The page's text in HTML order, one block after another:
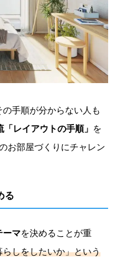
手順が分からない人も
レイアウトの手順」 を
お部屋づくりにチャレン
る
ーマを決めることが重
しをしたいか」という